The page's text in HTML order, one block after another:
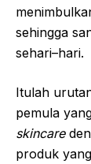
sehingga
sehari–hari.
Itulah
pemula
skincare
produk